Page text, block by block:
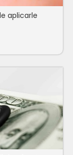
aplicarle